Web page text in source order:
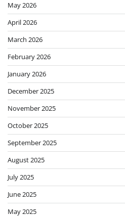
May 2026
April 2026
March 2026
February 2026
January 2026
December 2025
November 2025
October 2025
September 2025
August 2025
July 2025
June 2025
May 2025